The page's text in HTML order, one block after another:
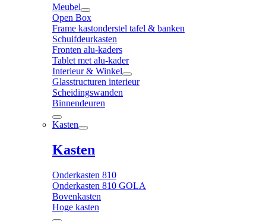
Meubel
Open Box
Frame kastonderstel tafel & banken
Schuifdeurkasten
Fronten alu-kaders
Tablet met alu-kader
Interieur & Winkel
Glasstructuren interieur
Scheidingswanden
Binnendeuren
Kasten
Kasten
Onderkasten 810
Onderkasten 810 GOLA
Bovenkasten
Hoge kasten